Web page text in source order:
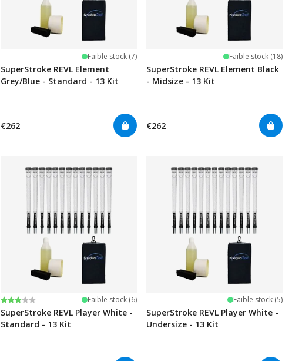
Faible stock (7)
SuperStroke REVL Element
Grey/Blue - Standard - 13 Kit
€262
Faible stock (18)
SuperStroke REVL Element Black
- Midsize - 13 Kit
€262
Note:
3.0 sur 5 étoiles Faible stock (6)
SuperStroke REVL Player White -
Standard - 13 Kit
Faible stock (5)
SuperStroke REVL Player White -
Undersize - 13 Kit